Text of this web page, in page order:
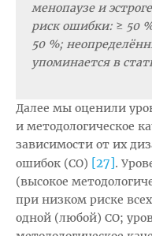
менопаузе и
риск ошибки: ≥ 50
50 %;
упоминается в
Далее мы оценили
и методологическое
зависимости от их
ошибок (СО)
[27] .
(высокое
при низком риске
одной (любой) СО;